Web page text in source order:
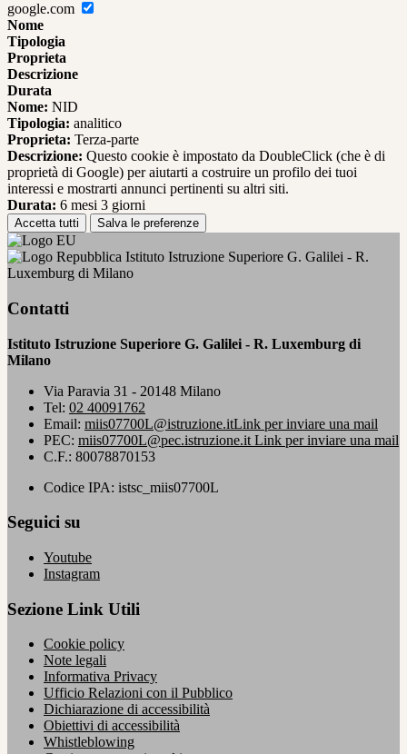
google.com
Nome
Tipologia
Proprieta
Descrizione
Durata
Nome: NID
Tipologia: analitico
Proprieta: Terza-parte
Descrizione: Questo cookie è impostato da DoubleClick (che è di
proprietà di Google) per aiutarti a costruire un profilo dei tuoi
interessi e mostrarti annunci pertinenti su altri siti.
Durata: 6 mesi 3 giorni
Accetta tutti Salva le preferenze
Istituto Istruzione Superiore G. Galilei - R.
Luxemburg di Milano
Contatti
Istituto Istruzione Superiore G. Galilei - R. Luxemburg di
Milano
Via Paravia 31 - 20148 Milano
Tel: 02 40091762
Email: miis07700L@istruzione.itLink per inviare una mail
PEC: miis07700L@pec.istruzione.it Link per inviare una mail
C.F.: 80078870153
Codice IPA: istsc_miis07700L
Seguici su
Youtube
Instagram
Sezione Link Utili
Cookie policy
Note legali
Informativa Privacy
Ufficio Relazioni con il Pubblico
Dichiarazione di accessibilità
Obiettivi di accessibilità
Whistleblowing